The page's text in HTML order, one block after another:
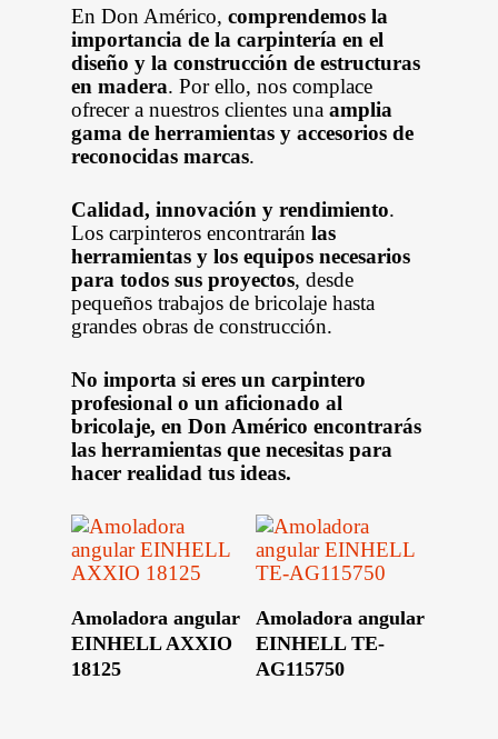
En Don Américo, comprendemos la
importancia de la carpintería en el
diseño y la construcción de estructuras
en madera. Por ello, nos complace
ofrecer a nuestros clientes una amplia
gama de herramientas y accesorios de
reconocidas marcas.
Calidad, innovación y rendimiento.
Los carpinteros encontrarán las
herramientas y los equipos necesarios
para todos sus proyectos, desde
pequeños trabajos de bricolaje hasta
grandes obras de construcción.
No importa si eres un carpintero
profesional o un aficionado al
bricolaje, en Don Américo encontrarás
las herramientas que necesitas para
hacer realidad tus ideas.
Amoladora angular
EINHELL AXXIO
18125
Amoladora angular
EINHELL TE-
AG115750